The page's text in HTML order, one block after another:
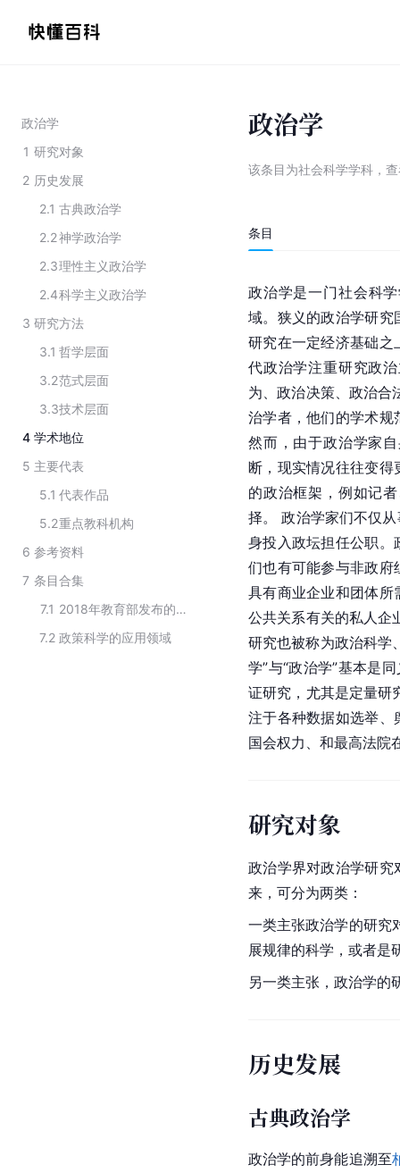
政治学
1 研究对象
2 历史发展
2.1 古典政治学
2.2神学政治学
2.3理性主义政治学
2.4科学主义政治学
3 研究方法
3.1 哲学层面
3.2范式层面
3.3技术层面
4 学术地位
5 主要代表
5.1 代表作品
5.2重点教科机构
6 参考资料
7 条目合集
7.1
2018年教育部发布的学位授予和人才培养学科目录
7.2 政策科学的应用领域
政治学
该条目为社会科学学科 ，
条目
政治学是一门社会科
域。狭义的政治学研究
研究在一定经济基础之
代政治学注重研究政
为、政治决策、政治合
治学者，他们的学术规
然而，由于政治学家
断，现实情况往往变得
的政治框架，例如记
择。 政治学家们不仅
身投入政坛担任公职
们也有可能参与非政府
具有商业企业和团体所
公共关系有关的私人企
研究也被称为政治科学
学”与“政治学”基本是
证研究，尤其是定量研
注于各种数据如选举
国会权力、和最高法院
研究对象
政治学界对政治学研究
来，可分为两类：
一类主张政治学的研究
展规律的科学，或者是
另一类主张，政治学的
历史发展
古典政治学
政治学的前身能追溯至